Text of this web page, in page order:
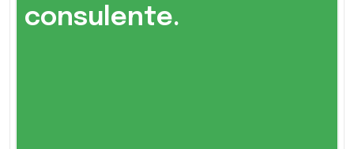
consulente.​